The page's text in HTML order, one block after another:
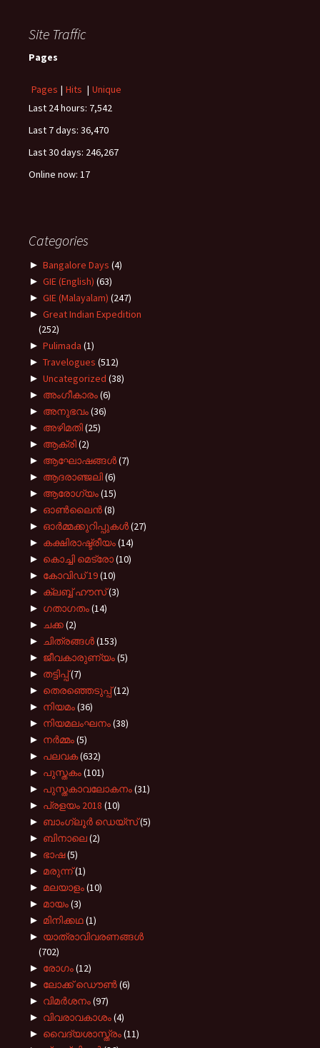
Site Traffic
Pages
Pages | Hits | Unique
Last 24 hours: 7,542
Last 7 days: 36,470
Last 30 days: 246,267
Online now: 17
Categories
► Bangalore Days (4)
► GIE (English) (63)
► GIE (Malayalam) (247)
► Great Indian Expedition
(252)
► Pulimada (1)
► Travelogues (512)
► Uncategorized (38)
► അംഗീകാരം(6)
► അനുഭവം(36)
► അഴിമതി(25)
► ആക്രി(2)
► ആഘോഷങ്ങൾ(7)
► ആദരാഞ്ജലി(6)
► ആരോഗ്യം(15)
► ഓൺലൈൻ(8)
► ഓർമ്മക്കുറിപ്പുകൾ(27)
► കക്ഷിരാഷ്ട്രീയം(14)
► കൊച്ചി മെട്രോ(10)
► കോവിഡ് 19(10)
► ക്ലബ്ബ് ഹൗസ്(3)
► ഗതാഗതം(14)
► ചക്ക(2)
► ചിത്രങ്ങൾ(153)
► ജീവകാരുണ്യം(5)
► തട്ടിപ്പ്(7)
► തെരഞ്ഞെടുപ്പ്(12)
► നിയമം(36)
► നിയമലംഘനം(38)
► നർമ്മം(5)
► പലവക(632)
► പുസ്തകം(101)
► പുസ്തകാവലോകനം(31)
► പ്രളയം 2018 (10)
► ബാംഗ്ലൂർ ഡെയ്സ്(5)
► ബിനാലെ(2)
► ഭാഷ(5)
► മരുന്ന്(1)
► മലയാളം(10)
► മായം(3)
► മിനിക്കഥ(1)
► യാത്രാവിവരണങ്ങൾ
(702)
► രോഗം(12)
► ലോക്ക് ഡൌൺ(6)
► വിമർശനം(97)
► വിവരാവകാശം(4)
► വൈദ്യശാസ്ത്രം(11)